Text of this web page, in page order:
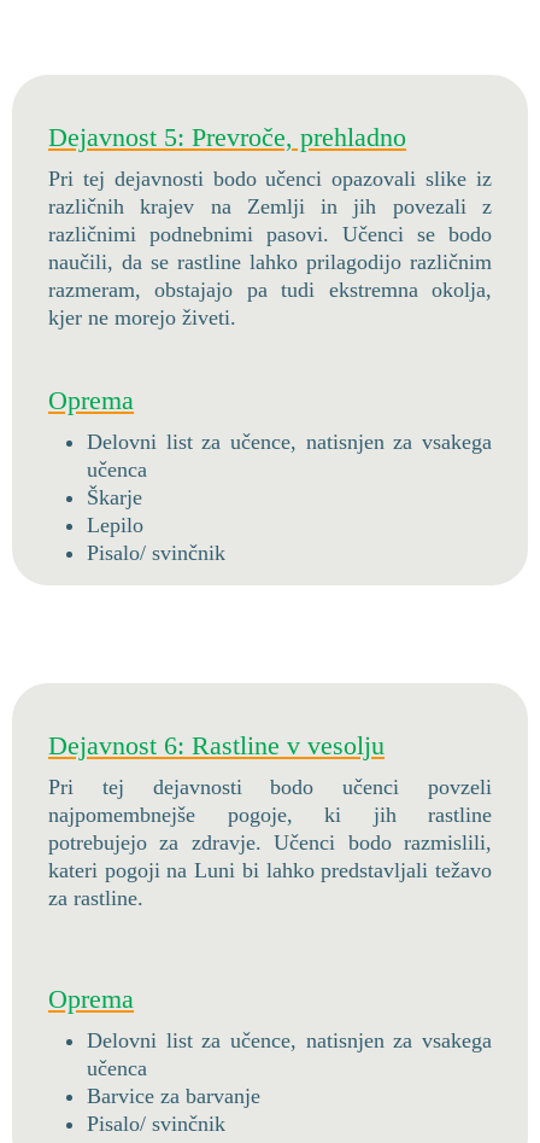
Dejavnost 5: Prevroče, prehladno
Pri tej dejavnosti bodo učenci opazovali slike iz
različnih krajev na Zemlji in jih povezali z
različnimi podnebnimi pasovi. Učenci se bodo
naučili, da se rastline lahko prilagodijo različnim
razmeram, obstajajo pa tudi ekstremna okolja,
kjer ne morejo živeti.
Oprema
Delovni list za učence, natisnjen za vsakega
učenca
Škarje
Lepilo
Pisalo/ svinčnik
Dejavnost 6: Rastline v vesolju
Pri tej dejavnosti bodo učenci povzeli
najpomembnejše pogoje, ki jih rastline
potrebujejo za zdravje. Učenci bodo razmislili,
kateri pogoji na Luni bi lahko predstavljali težavo
za rastline.
Oprema
Delovni list za učence, natisnjen za vsakega
učenca
Barvice za barvanje
Pisalo/ svinčnik